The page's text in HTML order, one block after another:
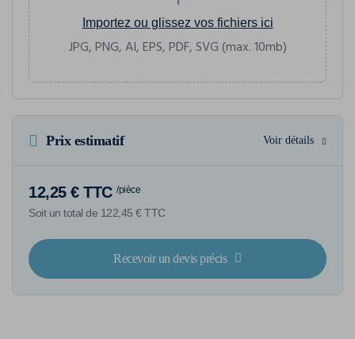
Importez ou glissez vos fichiers ici
JPG, PNG, AI, EPS, PDF, SVG (max. 10mb)
Prix estimatif Voir détails
12,25 € TTC /pièce
Soit un total de 122,45 € TTC
Recevoir un devis précis